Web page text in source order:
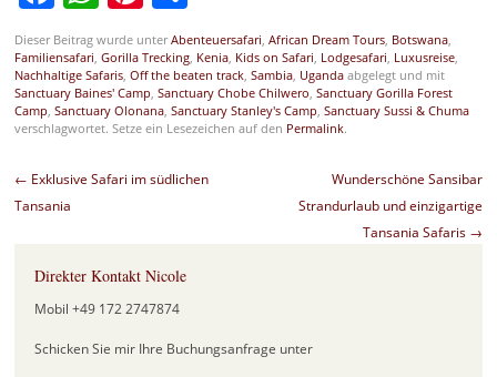
Dieser Beitrag wurde unterAbenteuersafari African Dream Tours, Botswana,
Familiensafari Gorilla Trecking, Kenia, Kids on Safari Lodgesafari Luxusreise,
Nachhaltige Safaris, Off the beaten track, Sambia, Ugandaabgelegt und mit
Sanctuary Baines' Camp Sanctuary Chobe Chilwero Sanctuary Gorilla Forest
Camp Sanctuary Olonana, Sanctuary Stanley's Camp Sanctuary Sussi & Chuma
verschlagwortet. Setze ein Lesezeichen auf den Permalink.
Beitragsnavigation
← Exklusive Safari im südlichen
Tansania
Wunderschöne Sansibar
Strandurlaub und einzigartige
Tansania Safaris →
Direkter Kontakt Nicole
Mobil +49 172 2747874
Schicken Sie mir Ihre Buchungsanfrage unter